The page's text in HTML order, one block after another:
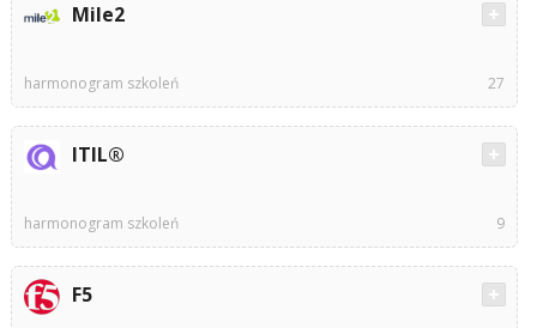
Mile2
harmonogram szkoleń 27
ITIL®
harmonogram szkoleń 9
F5